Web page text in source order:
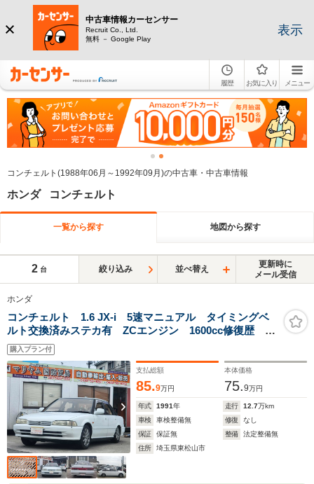
中古車情報カーセンサー
Recruit Co., Ltd.
無料 － Google Play
表示
履歴 お気に入り メニュー
コンチェルト(1988年06月～1992年09月)の中古車・中古車情報
ホンダ コンチェルト
一覧から探す 地図から探す
2 台 絞り込み 並べ替え
更新時に
メール受信
ホンダ
コンチェルト 1.6 JX-i 5速マニュアル タイミングベ
ルト交換済みステカ有 ZCエンジン 1600cc修復歴 無
し 社外アルミホイール運転席エアバッグ 助手席エア
バッグ 車高調
購入プラン付
支払総額
85.9万円
本体価格
75.9万円
年式 1991年 走行 12.7万km
車検
車検整備無 修復
なし
保証
保証無 整備
法定整備無
住所
埼玉県東松山市